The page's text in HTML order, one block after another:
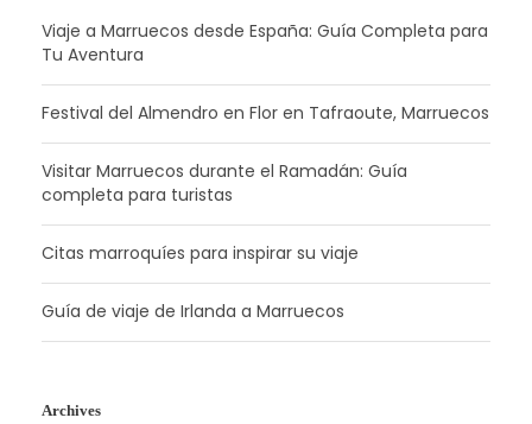
Viaje a Marruecos desde España: Guía Completa para
Tu Aventura
Festival del Almendro en Flor en Tafraoute, Marruecos
Visitar Marruecos durante el Ramadán: Guía
completa para turistas
Citas marroquíes para inspirar su viaje
Guía de viaje de Irlanda a Marruecos
Archives